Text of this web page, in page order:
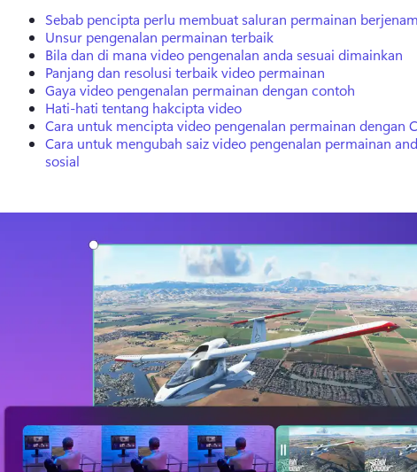
Sebab pencipta perlu membuat saluran permainan
Unsur pengenalan permainan terbaik
Bila dan di mana video pengenalan anda sesuai dimainkan
Panjang dan resolusi terbaik video permainan
Gaya video pengenalan permainan dengan contoh
Hati-hati tentang hakcipta video
Cara untuk mencipta video pengenalan permainan dengan
Cara untuk mengubah saiz video pengenalan permainan
sosial